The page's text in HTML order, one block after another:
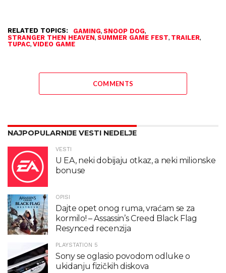
RELATED TOPICS: GAMING, SNOOP DOG,
STRANGER THEN HEAVEN, SUMMER GAME FEST, TRAILER,
TUPAC, VIDEO GAME
COMMENTS
NAJPOPULARNIJE VESTI NEDELJE
VESTI
U EA, neki dobijaju otkaz, a neki milionske
bonuse
OPISI
Dajte opet onog ruma, vraćam se za
kormilo! – Assassin’s Creed Black Flag
Resynced recenzija
PLAYSTATION 5
Sony se oglasio povodom odluke o
ukidanju fizičkih diskova